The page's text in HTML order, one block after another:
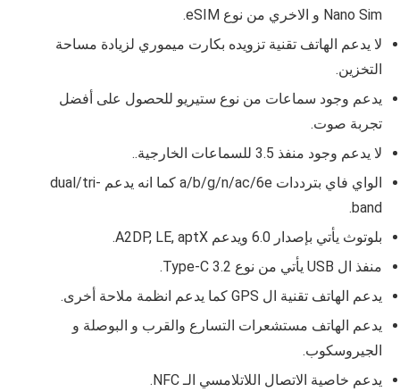
Nano Sim و الاخري من نوع eSIM
.
لا يدعم الهاتف تقنية تزويده بكارت ميموري لزيادة مساحة
التخزين.
يدعم وجود سماعات من نوع ستيريو للحصول على أفضل
تجربة صوت.
لا يدعم وجود منفذ 3.5 للسماعات الخارجية..
الواي فاي بترددات a/b/g/n/ac/6e كما انه يدعم dual/tri-
band
.
بلوتوث يأتي بإصدار
A2DP, LE, aptX.
منفذ ال USB يأتي من نوع
Type-C 3.2
.
يدعم الهاتف تقنية ال GPS كما يدعم انظمة ملاحة أخرى.
يدعم الهاتف مستشعرات التسارع والقرب و البوصلة و
الجيروسكوب.
يدعم خاصية الاتصال اللاتلامسي الـ NFC.